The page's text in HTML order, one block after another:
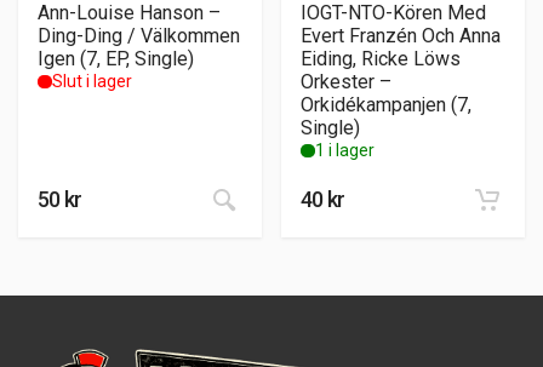
Ann-Louise Hanson –
Ding-Ding / Välkommen
Igen (7, EP, Single)
Slut i lager
50 kr
IOGT-NTO-Kören Med
Evert Franzén Och Anna
Eiding, Ricke Löws
Orkester –
Orkidékampanjen (7,
Single)
1 i lager
40 kr